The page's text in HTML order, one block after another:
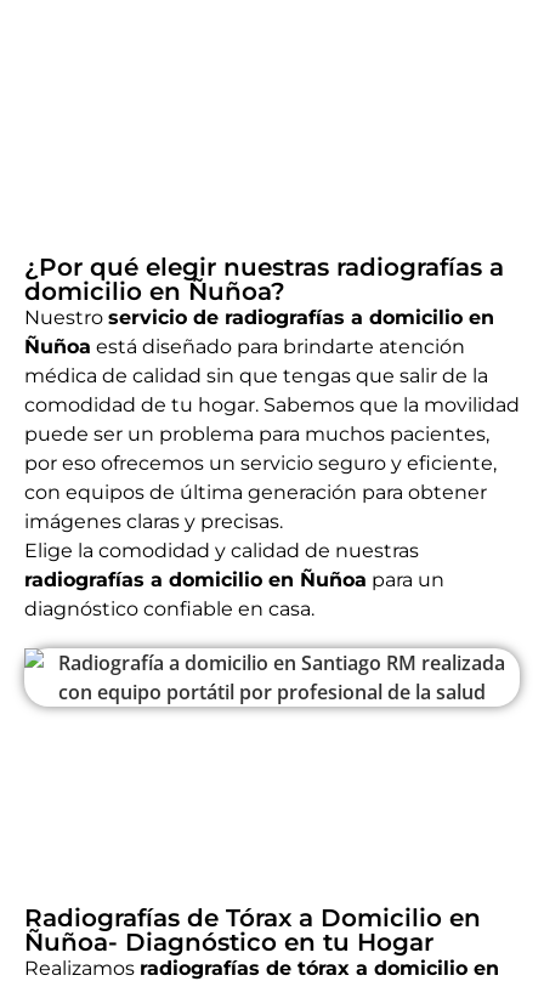
¿Por qué elegir nuestras radiografías a
domicilio en Ñuñoa?
Nuestro servicio de radiografías a domicilio en
Ñuñoa está diseñado para brindarte atención
médica de calidad sin que tengas que salir de la
comodidad de tu hogar. Sabemos que la movilidad
puede ser un problema para muchos pacientes,
por eso ofrecemos un servicio seguro y eficiente,
con equipos de última generación para obtener
imágenes claras y precisas.
Elige la comodidad y calidad de nuestras
radiografías a domicilio en Ñuñoa para un
diagnóstico confiable en casa.
Radiografías de Tórax a Domicilio en
Ñuñoa- Diagnóstico en tu Hogar
Realizamos radiografías de tórax a domicilio en